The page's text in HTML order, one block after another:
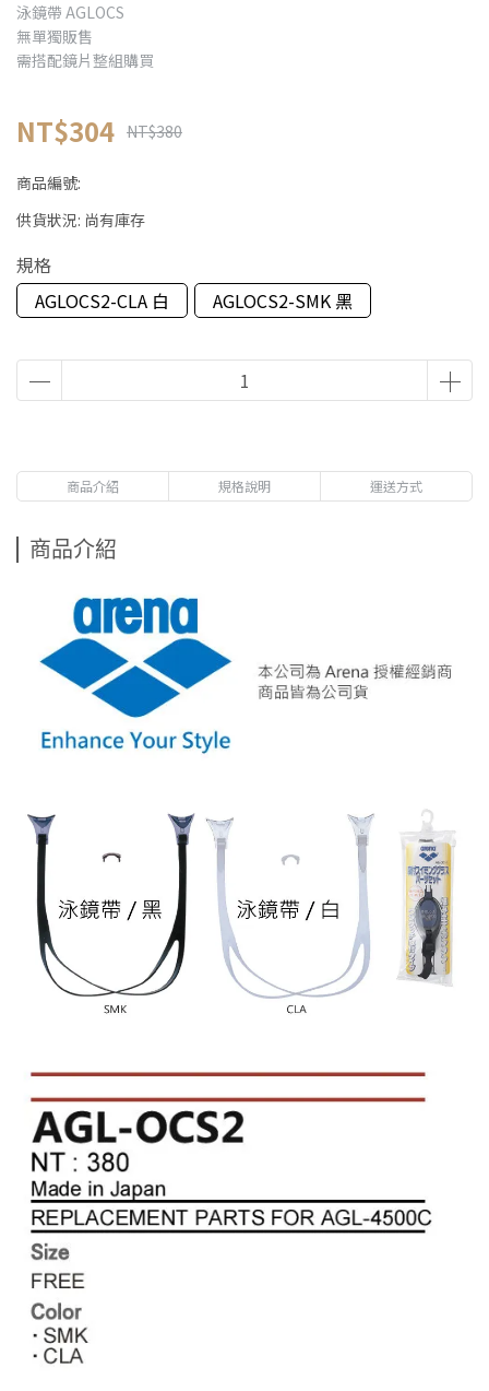
泳鏡帶 AGLOCS
無單獨販售
需搭配鏡片整組購買
NT$304 NT$380
商品編號:
供貨狀況: 尚有庫存
規格
AGLOCS2-CLA 白
AGLOCS2-SMK 黑
商品介紹 規格說明 運送方式
商品介紹